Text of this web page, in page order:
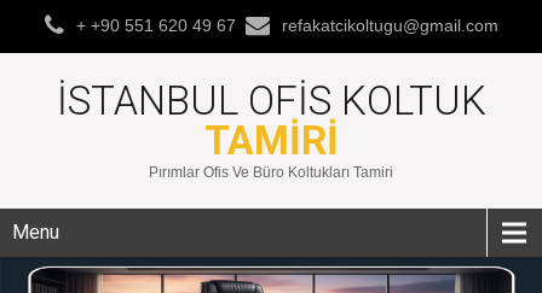
+ +90 551 620 49 67 refakatcikoltugu@gmail.com
İSTANBUL OFIS KOLTUK
TAMIRI
Pırımlar Ofis Ve Büro Koltukları Tamiri
Menu